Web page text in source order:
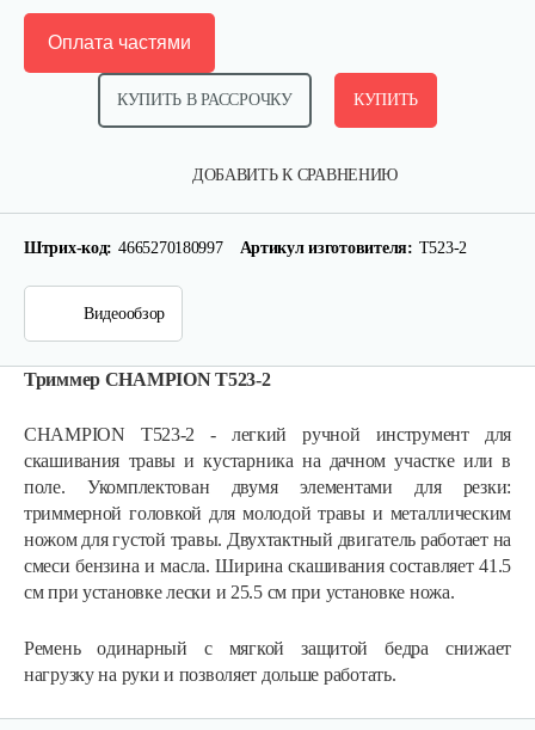
ДОБАВИТЬ К СРАВНЕНИЮ
КУПИТЬ В РАССРОЧКУ КУПИТЬ
Оплата частями
Штрих-код: 4665270180997 Артикул изготовителя: T523-2
Видеообзор
Триммер CHAMPION T523-2
CHAMPION T523-2 - легкий ручной инструмент для
скашивания травы и кустарника на дачном участке или в
поле. Укомплектован двумя элементами для резки:
триммерной головкой для молодой травы и металлическим
ножом для густой травы. Двухтактный двигатель работает на
смеси бензина и масла. Ширина скашивания составляет 41.5
см при установке лески и 25.5 см при установке ножа.
Ремень одинарный с мягкой защитой бедра снижает
нагрузку на руки и позволяет дольше работать.
Мотокоса бензиновая AL-KO GEOS Max…
780 руб Смотреть
Мотокоса бензиновая AL-KO GEOS Max…